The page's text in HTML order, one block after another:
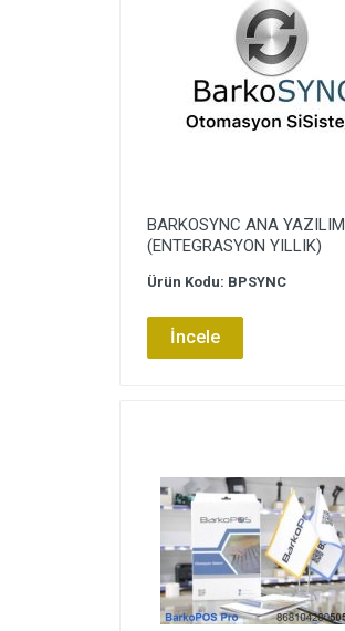
BARKOSYNC ANA YAZILIM
(ENTEGRASYON YILLIK)
Ürün Kodu: BPSYNC
İncele